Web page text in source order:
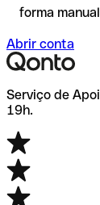
forma
Abrir conta
Serviço de
19h.